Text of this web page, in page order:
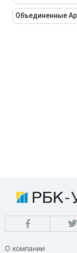
Объединенные
О компании